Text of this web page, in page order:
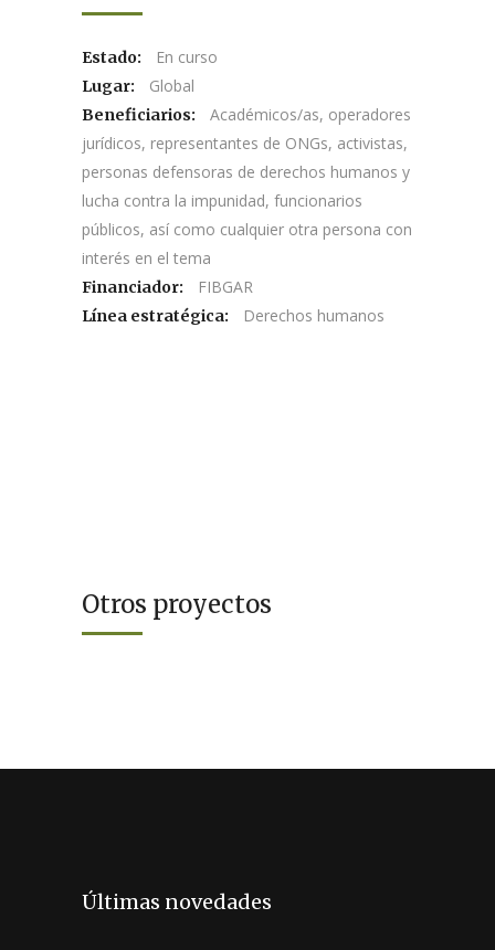
Estado: En curso
Lugar: Global
Beneficiarios:
Académicos/as, operadores
jurídicos, representantes de ONGs, activistas,
personas defensoras de derechos humanos y
lucha contra la impunidad, funcionarios
públicos, así como cualquier otra persona con
interés en el tema
Financiador: FIBGAR
Línea estratégica: Derechos humanos
Otros proyectos
Últimas novedades